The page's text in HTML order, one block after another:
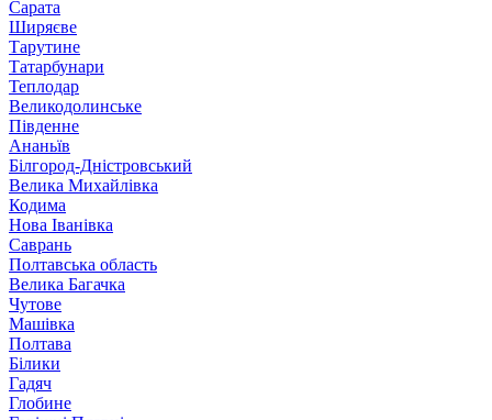
Сарата
Ширяєве
Тарутине
Татарбунари
Теплодар
Великодолинське
Південне
Ананьїв
Білгород-Дністровський
Велика Михайлівка
Кодима
Нова Іванівка
Саврань
Полтавська область
Велика Багачка
Чутове
Машівка
Полтава
Білики
Гадяч
Глобине